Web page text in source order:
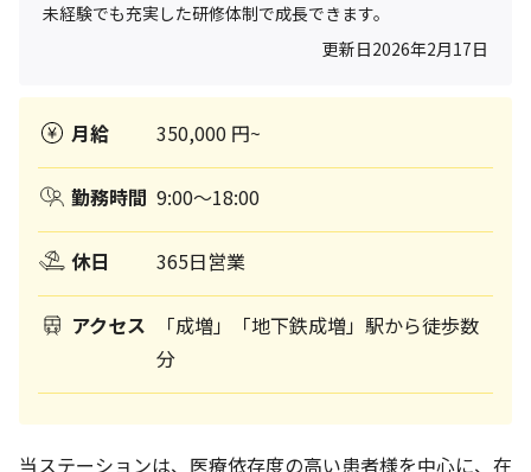
未経験でも充実した研修体制で成長できます。
更新日2026年2月17日
月給 350,000 円~
勤務時間 9:00～18:00
休日 365日営業
アクセス
「成増」「地下鉄成増」駅から徒歩数
分
当ステーションは、医療依存度の高い患者様を中心に、在